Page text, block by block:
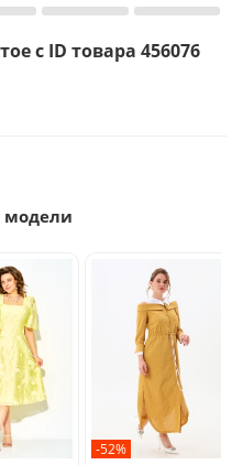
с ID товара 456076
модели
-52%